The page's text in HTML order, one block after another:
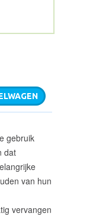
gebruik
dat
van hun
vervangen